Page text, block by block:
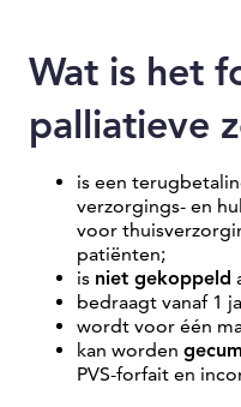
Wat is het
palliatieve
is een
verzorgings- en
voor
patiënten;
is niet gekoppeld
bedraagt vanaf 1
wordt voor één
kan worden
PVS-forfait en